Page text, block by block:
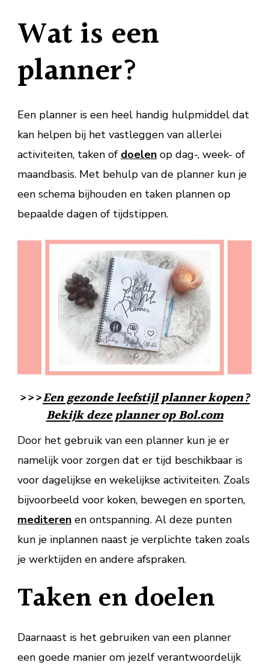
Wat is een
planner?
Een planner is een heel handig hulpmiddel dat
kan helpen bij het vastleggen van allerlei
activiteiten, taken of doelen op dag-, week- of
maandbasis. Met behulp van de planner kun je
een schema bijhouden en taken plannen op
bepaalde dagen of tijdstippen.
>>>Een gezonde leefstijl planner kopen?
Bekijk deze planner op Bol.com
Door het gebruik van een planner kun je er
namelijk voor zorgen dat er tijd beschikbaar is
voor dagelijkse en wekelijkse activiteiten. Zoals
bijvoorbeeld voor koken, bewegen en sporten,
mediteren en ontspanning. Al deze punten
kun je inplannen naast je verplichte taken zoals
je werktijden en andere afspraken.
Taken en doelen
Daarnaast is het gebruiken van een planner
een goede manier om jezelf verantwoordelijk